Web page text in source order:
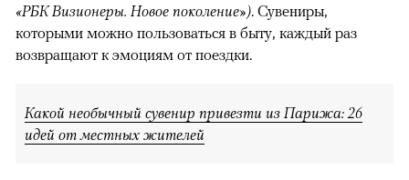
«РБК Визионеры. Новое поколение»). Сувениры,
которыми можно пользоваться в быту, каждый раз
возвращают к эмоциям от поездки.
Какой необычный сувенир привезти из Парижа: 26
идей от местных жителей